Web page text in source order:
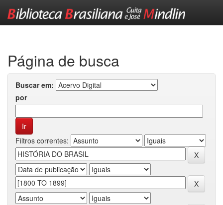
Página de busca
Buscar em:
por
Filtros correntes: